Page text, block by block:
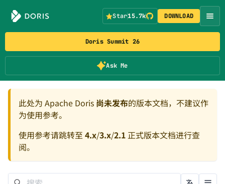
Doris Summit 26
Ask Me
Star15.7k DOWNLOAD
此处为 Apache Doris 尚未发布的版本文档，不建议作
为使用参考。
使用参考请跳转至 4.x/3.x/2.1正式版本文档进行查
阅。